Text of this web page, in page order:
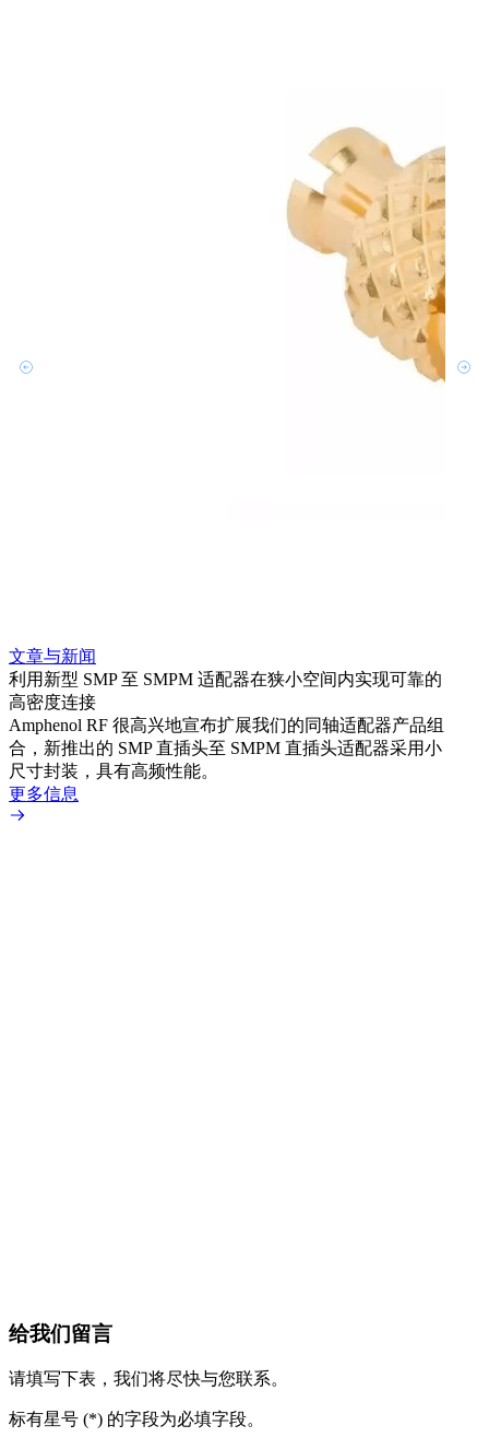
文章与新闻
利用新型 SMP 至 SMPM 适配器在狭小空间内实现可靠的
高密度连接
Amphenol RF 很高兴地宣布扩展我们的同轴适配器产品组
合，新推出的 SMP 直插头至 SMPM 直插头适配器采用小
尺寸封装，具有高频性能。
更多信息
给我们留言
请填写下表，我们将尽快与您联系。
标有星号 (*) 的字段为必填字段。